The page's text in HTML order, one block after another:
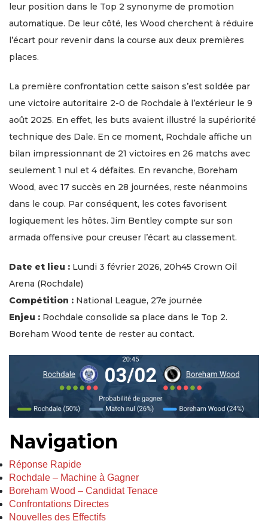
leur position dans le Top 2 synonyme de promotion
automatique. De leur côté, les Wood cherchent à réduire
l’écart pour revenir dans la course aux deux premières
places.
La première confrontation cette saison s’est soldée par
une victoire autoritaire 2-0 de Rochdale à l’extérieur le 9
août 2025. En effet, les buts avaient illustré la supériorité
technique des Dale. En ce moment, Rochdale affiche un
bilan impressionnant de 21 victoires en 26 matchs avec
seulement 1 nul et 4 défaites. En revanche, Boreham
Wood, avec 17 succès en 28 journées, reste néanmoins
dans le coup. Par conséquent, les cotes favorisent
logiquement les hôtes. Jim Bentley compte sur son
armada offensive pour creuser l’écart au classement.
Date et lieu : Lundi 3 février 2026, 20h45 Crown Oil
Arena (Rochdale)
Compétition : National League, 27e journée
Enjeu : Rochdale consolide sa place dans le Top 2.
Boreham Wood tente de rester au contact.
Navigation
Réponse Rapide
Rochdale – Machine à Gagner
Boreham Wood – Candidat Tenace
Confrontations Directes
Nouvelles des Effectifs